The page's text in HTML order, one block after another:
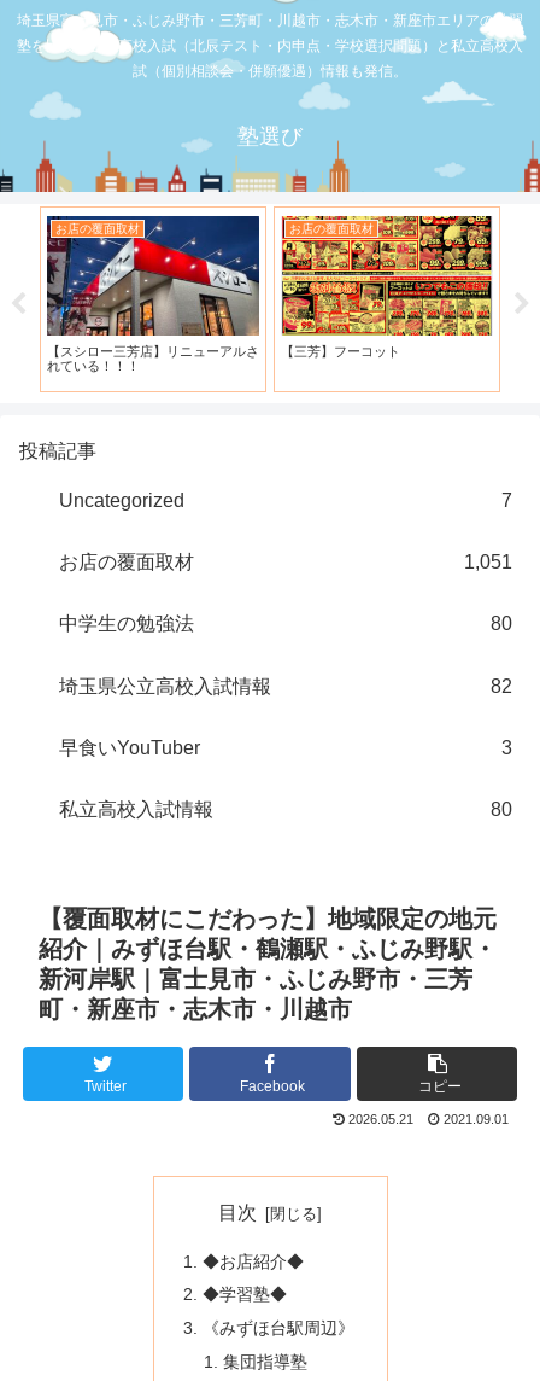
埼玉県富士見市・ふじみ野市・三芳町・川越市・志木市・新座市エリアの学習
塾を比較。公立高校入試（北辰テスト・内申点・学校選択問題）と私立高校入
試（個別相談会・併願優遇）情報も発信。
塾選び
お店の覆面取材
【スシロー三芳店】リニューアルさ
れている！！！
お店の覆面取材
【三芳】フーコット
投稿記事
Uncategorized 7
お店の覆面取材 1,051
中学生の勉強法 80
埼玉県公立高校入試情報 82
早食いYouTuber 3
私立高校入試情報 80
【覆面取材にこだわった】地域限定の地元
紹介｜みずほ台駅・鶴瀬駅・ふじみ野駅・
新河岸駅｜富士見市・ふじみ野市・三芳
町・新座市・志木市・川越市
Twitter Facebook コピー
2026.05.21 2021.09.01
目次
◆お店紹介◆
◆学習塾◆
《みずほ台駅周辺》
集団指導塾